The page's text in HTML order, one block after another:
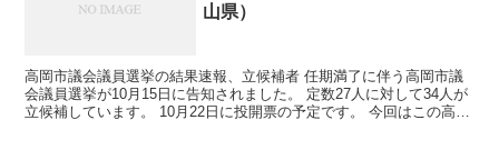
山県）
高岡市議会議員選挙の結果速報、立候補者 任期満了に伴う高岡市議
会議員選挙が10月15日に告知されました。 定数27人に対して34人が
立候補しています。 10月22日に投開票の予定です。 今回はこの高岡